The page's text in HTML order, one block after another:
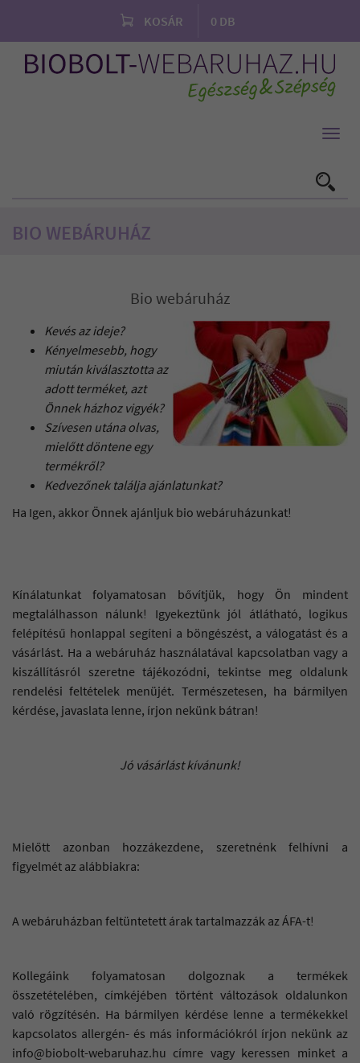
KOSÁR 0 DB
BIO WEBÁRUHÁZ
Bio webáruház
Kevés az ideje?
Kényelmesebb, hogy
miután kiválasztotta az
adott terméket, azt
Önnek házhoz vigyék?
Szívesen utána olvas,
mielőtt döntene egy
termékről?
Kedvezőnek találja ajánlatunkat?
Ha Igen, akkor Önnek ajánljuk bio webáruházunkat!
Kínálatunkat folyamatosan bővítjük, hogy Ön mindent
megtalálhasson nálunk! Igyekeztünk jól átlátható, logikus
felépítésű honlappal segíteni a böngészést, a válogatást és a
vásárlást. Ha a webáruház használatával kapcsolatban vagy a
kiszállításról szeretne tájékozódni, tekintse meg oldalunk
rendelési feltételek menüjét. Természetesen, ha bármilyen
kérdése, javaslata lenne, írjon nekünk bátran!
Jó vásárlást kívánunk!
Mielőtt azonban hozzákezdene, szeretnénk felhívni a
figyelmét az alábbiakra:
A webáruházban feltüntetett árak tartalmazzák az ÁFA-t!
Kollegáink folyamatosan dolgoznak a termékek
összetételében, címkéjében történt változások oldalunkon
való rögzítésén. Ha bármilyen kérdése lenne a termékekkel
kapcsolatos allergén- és más információkról írjon nekünk az
info@biobolt-webaruhaz.hu címre vagy keressen minket a